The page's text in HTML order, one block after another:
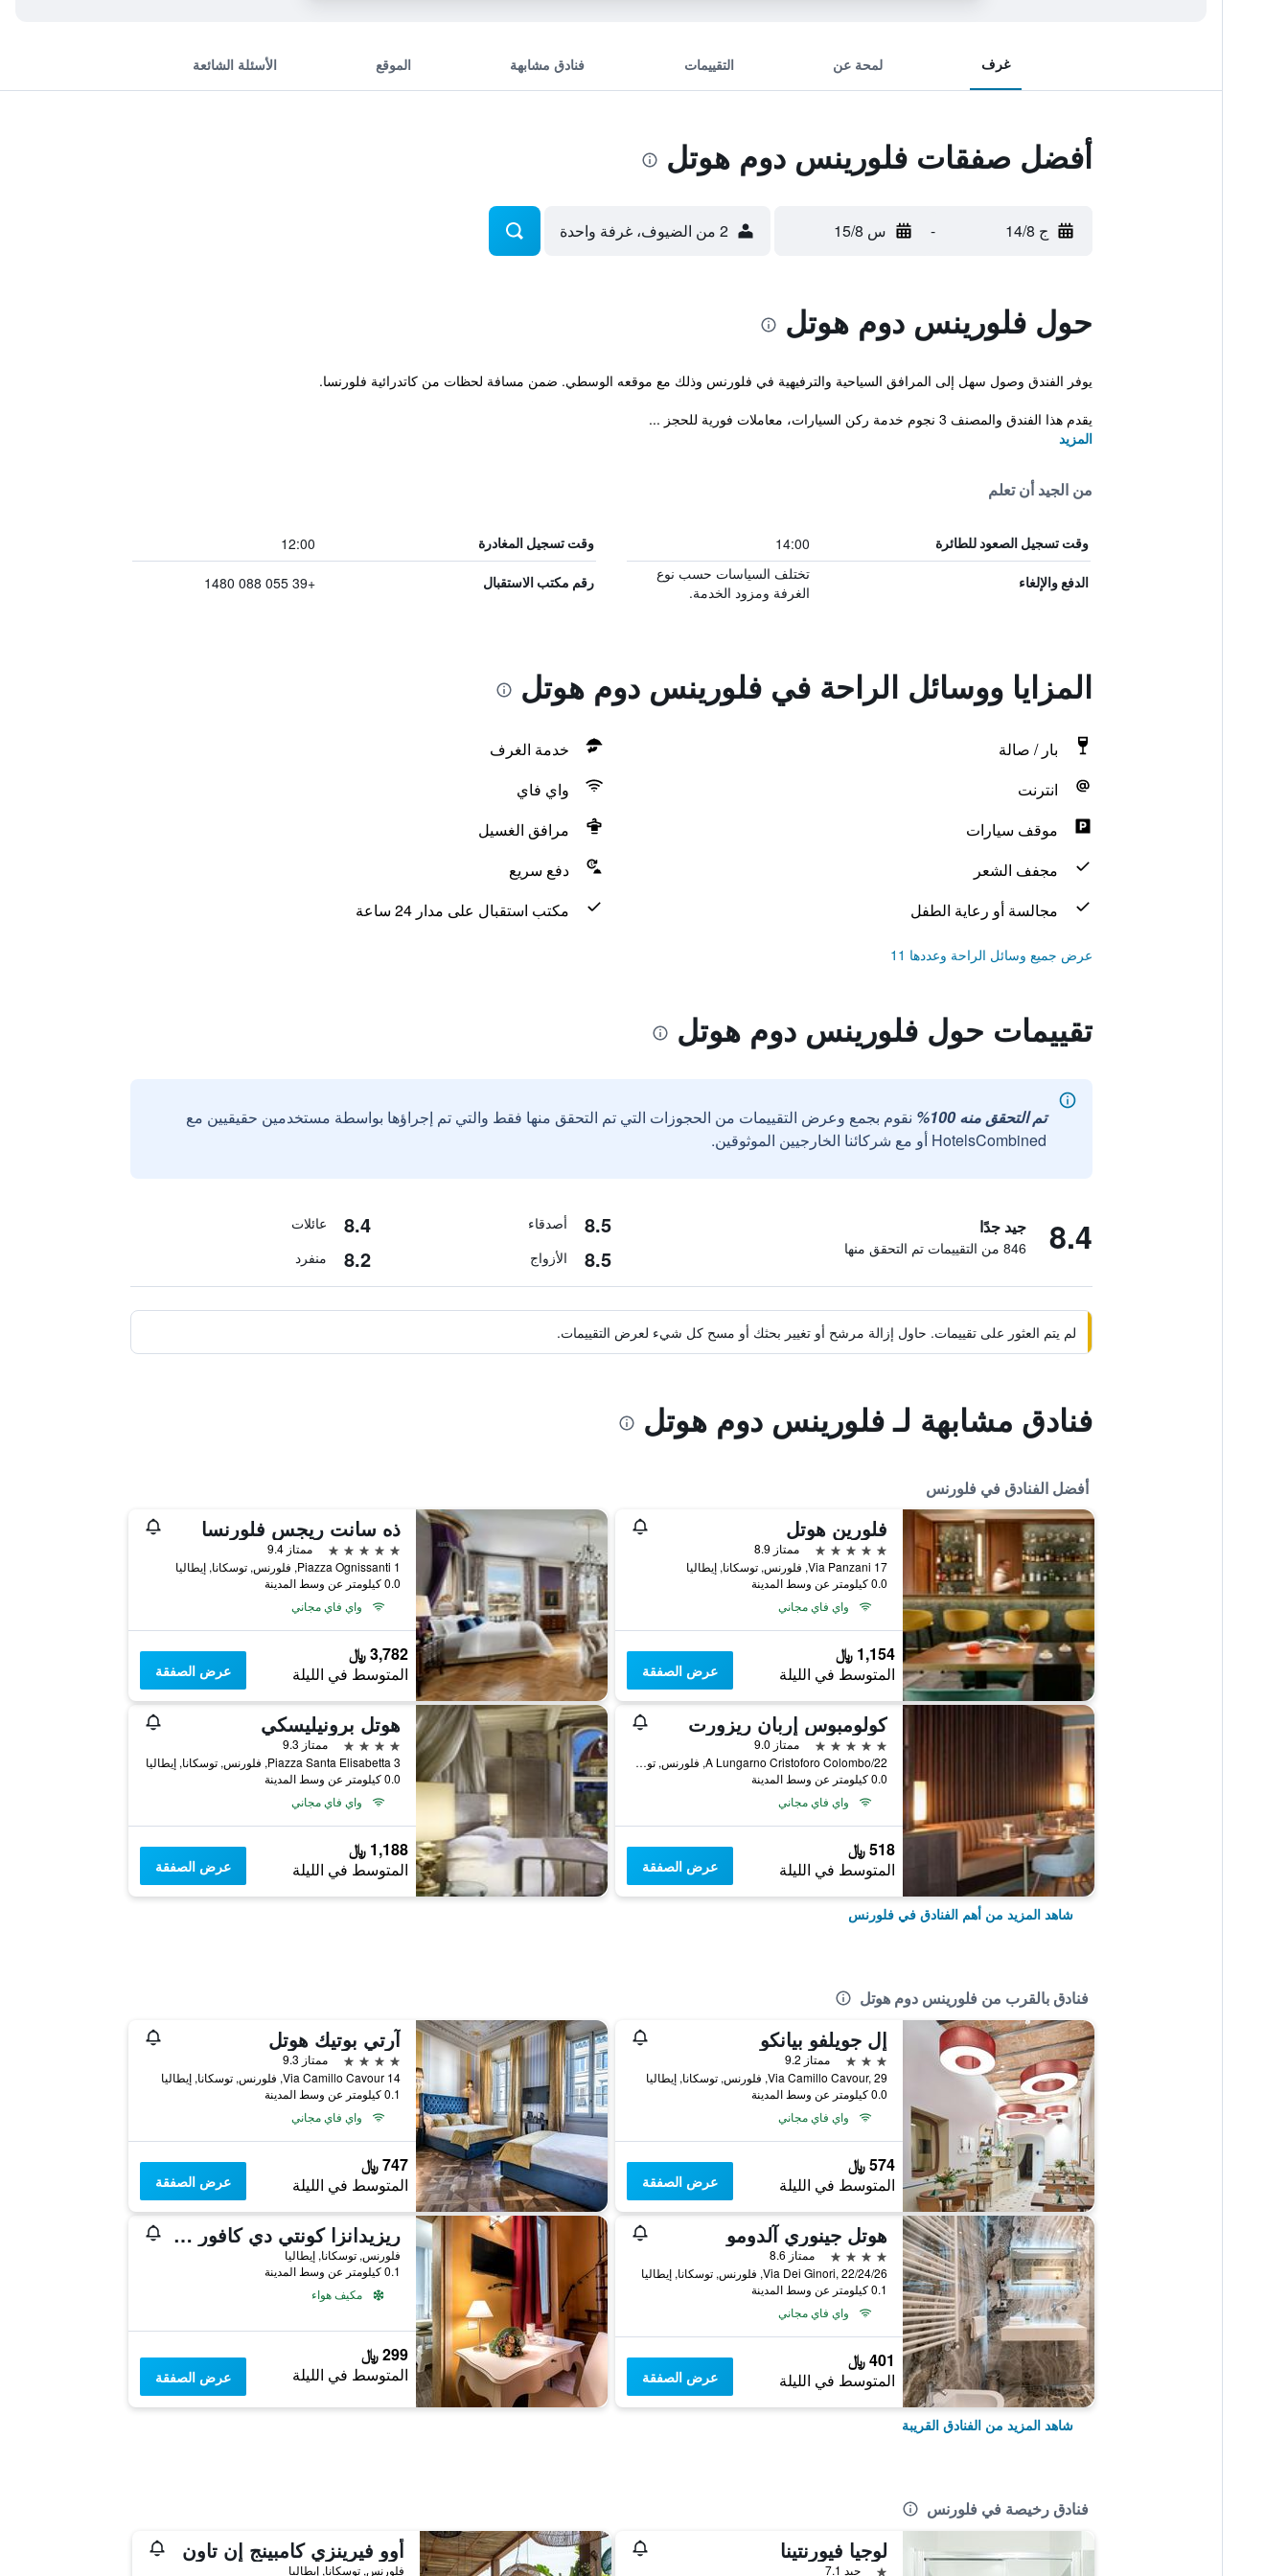
غرف لمحة عن التقييمات فنادق مشابهة الموقع الأسئلة الشائعة
أفضل صفقات فلورينس دوم هوتل
ج 14/8 - س 15/8 2 من الضيوف، غرفة واحدة
حول فلورينس دوم هوتل
يوفر الفندق وصول سهل إلى المرافق السياحية والترفيهية في فلورنس وذلك مع موقعه الوسطي. ضمن مسافة لحظات من كاتدرائية فلورنسا.
يقدم هذا الفندق والمصنف 3 نجوم خدمة ركن السيارات، معاملات فورية للحجز ...
المزيد
من الجيد أن تعلم
وقت تسجيل الصعود للطائرة 14:00 وقت تسجيل المغادرة 12:00
الدفع والإلغاء
تختلف السياسات حسب نوع
الغرفة ومزود الخدمة.
رقم مكتب الاستقبال +39 055 088 1480
المزايا ووسائل الراحة في فلورينس دوم هوتل
بار / صالة
خدمة الغرف
انترنت
واي فاي
موقف سيارات
مرافق الغسيل
مجفف الشعر
دفع سريع
مجالسة أو رعاية الطفل
مكتب استقبال على مدار 24 ساعة
عرض جميع وسائل الراحة وعددها 11
تقييمات حول فلورينس دوم هوتل
تم التحقق منه 100%
نقوم بجمع وعرض التقييمات من الحجوزات التي تم التحقق منها فقط والتي تم إجراؤها بواسطة مستخدمين حقيقيين مع
HotelsCombined أو مع شركائنا الخارجيين الموثوقين.
8.4 جيد جدًا
846 من التقييمات تم التحقق منها
8.5 أصدقاء 8.4 عائلات
8.5 الأزواج 8.2 منفرد
لم يتم العثور على تقييمات. حاول إزالة مرشح أو تغيير بحثك أو مسح كل شيء لعرض التقييمات.
فنادق مشابهة لـ فلورينس دوم هوتل
أفضل الفنادق في فلورنس
فلورين هوتل
5 نجوم
ممتاز 8.9
17 Via Panzani, فلورنس, توسكانا, إيطاليا
0.0 كيلومتر عن وسط المدينة
واي فاي مجاني
1,154 ﷼
المتوسط في الليلة عرض الصفقة
ذه سانت ريجس فلورنسا
5 نجوم
ممتاز 9.4
Piazza Ognissanti 1, فلورنس, توسكانا, إيطاليا
0.0 كيلومتر عن وسط المدينة
واي فاي مجاني
3,782 ﷼
المتوسط في الليلة عرض الصفقة
كولومبوس إربان ريزورت
5 نجوم
ممتاز 9.0
22/A Lungarno Cristoforo Colombo, فلورنس, توسكانا, إيطاليا
0.0 كيلومتر عن وسط المدينة
واي فاي مجاني
518 ﷼
المتوسط في الليلة عرض الصفقة
هوتل برونيليسكي
4 نجوم
ممتاز 9.3
Piazza Santa Elisabetta 3, فلورنس, توسكانا, إيطاليا
0.0 كيلومتر عن وسط المدينة
واي فاي مجاني
1,188 ﷼
المتوسط في الليلة عرض الصفقة
شاهد المزيد من أهم الفنادق في فلورنس
فنادق بالقرب من فلورينس دوم هوتل
إل جويلفو بيانكو
3 نجوم
ممتاز 9.2
Via Camillo Cavour, 29, فلورنس, توسكانا, إيطاليا
0.0 كيلومتر عن وسط المدينة
واي فاي مجاني
574 ﷼
المتوسط في الليلة عرض الصفقة
آرتي بوتيك هوتل
4 نجوم
ممتاز 9.3
Via Camillo Cavour 14, فلورنس, توسكانا, إيطاليا
0.1 كيلومتر عن وسط المدينة
واي فاي مجاني
747 ﷼
المتوسط في الليلة عرض الصفقة
هوتل جينوري آلدومو
4 نجوم
ممتاز 8.6
Via Dei Ginori, 22/24/26, فلورنس, توسكانا, إيطاليا
0.1 كيلومتر عن وسط المدينة
واي فاي مجاني
401 ﷼
المتوسط في الليلة عرض الصفقة
ريزيدانزا كونتي دي كافور آند روفتوب
فلورنس, توسكانا, إيطاليا
0.1 كيلومتر عن وسط المدينة
مكيف هواء
299 ﷼
المتوسط في الليلة عرض الصفقة
شاهد المزيد من الفنادق القريبة
فنادق رخيصة في فلورنس
لوجيا فيورنتينا
نجمة واحدة
جيد 7.1
أوو فيرينزي كامبينج إن تاون
فلورنس, توسكانا, إيطاليا